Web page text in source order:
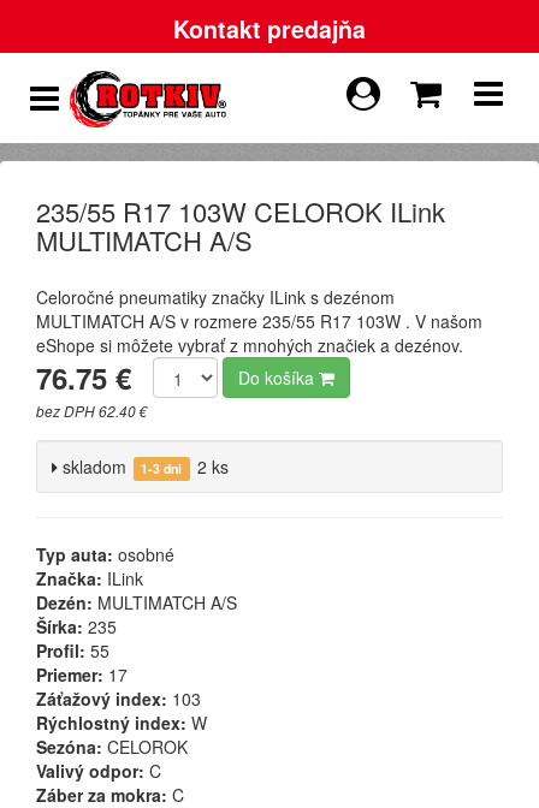
Kontakt predajňa
235/55 R17 103W CELOROK ILink
MULTIMATCH A/S
Celoročné pneumatiky značky ILink s dezénom
MULTIMATCH A/S v rozmere 235/55 R17 103W . V našom
eShope si môžete vybrať z mnohých značiek a dezénov.
76.75 €
bez DPH 62.40 €
Do košíka
skladom 1-3 dni 2 ks
Typ auta: osobné
Značka: ILink
Dezén: MULTIMATCH A/S
Šírka: 235
Profil: 55
Priemer: 17
Záťažový index: 103
Rýchlostný index: W
Sezóna: CELOROK
Valivý odpor: C
Záber za mokra: C